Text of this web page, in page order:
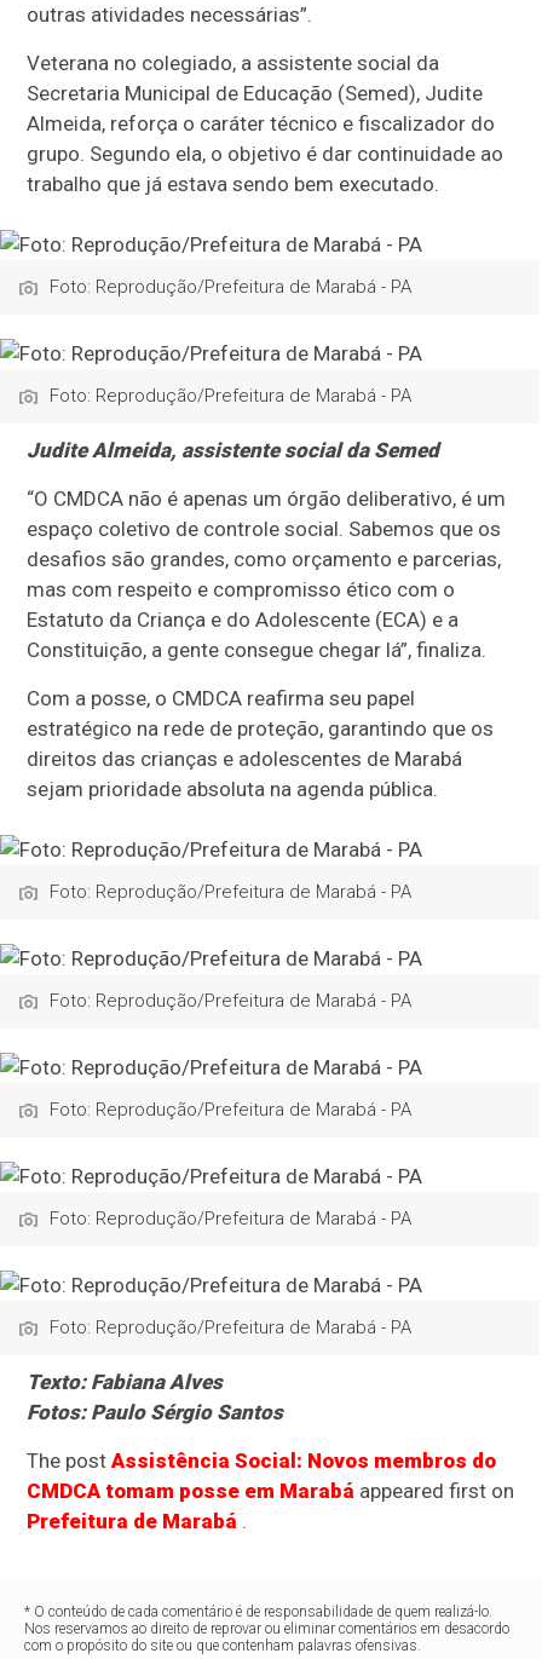
outras atividades necessárias”.
Veterana no colegiado, a assistente social da
Secretaria Municipal de Educação (Semed), Judite
Almeida, reforça o caráter técnico e fiscalizador do
grupo. Segundo ela, o objetivo é dar continuidade ao
trabalho que já estava sendo bem executado.
Foto: Reprodução/Prefeitura de Marabá - PA
Foto: Reprodução/Prefeitura de Marabá - PA
Judite Almeida, assistente social da Semed
“O CMDCA não é apenas um órgão deliberativo, é um
espaço coletivo de controle social. Sabemos que os
desafios são grandes, como orçamento e parcerias,
mas com respeito e compromisso ético com o
Estatuto da Criança e do Adolescente (ECA) e a
Constituição, a gente consegue chegar lá”, finaliza.
Com a posse, o CMDCA reafirma seu papel
estratégico na rede de proteção, garantindo que os
direitos das crianças e adolescentes de Marabá
sejam prioridade absoluta na agenda pública.
Foto: Reprodução/Prefeitura de Marabá - PA
Foto: Reprodução/Prefeitura de Marabá - PA
Foto: Reprodução/Prefeitura de Marabá - PA
Foto: Reprodução/Prefeitura de Marabá - PA
Foto: Reprodução/Prefeitura de Marabá - PA
Texto: Fabiana Alves
Fotos: Paulo Sérgio Santos
The postAssistência Social: Novos membros do
CMDCA tomam posse em Marabá appeared first on
Prefeitura de Marabá .
* O conteúdo de cada comentário é de responsabilidade de quem realizá-lo.
Nos reservamos ao direito de reprovar ou eliminar comentários em desacordo
com o propósito do site ou que contenham palavras ofensivas.